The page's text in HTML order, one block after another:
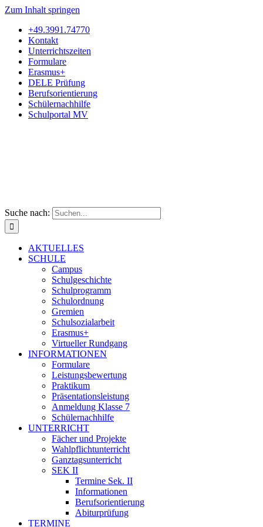
Zum Inhalt springen
+49.3991.74770
Kontakt
Unterrichtszeiten
Formulare
Erasmus+
DELE Prüfung
Berufsorientierung
Schülernachhilfe
Schulportal MV
Suche nach:
AKTUELLES
SCHULE
Campus
Schulgeschichte
Schulprogramm
Schulordnung
Gremien
Schulsozialarbeit
Erasmus+
Virtueller Rundgang
INFORMATIONEN
Formulare
Leistungsbewertung
Praktikum
Präsentationsleistung
Anmeldung Klasse 7
Schülernachhilfe
UNTERRICHT
Fächer und Projekte
Wahlpflichtunterricht
Ganztagsunterricht
SEK II
Termine Sek. II
Informationen
Berufsorientierung
Abiturprüfung
TERMINE